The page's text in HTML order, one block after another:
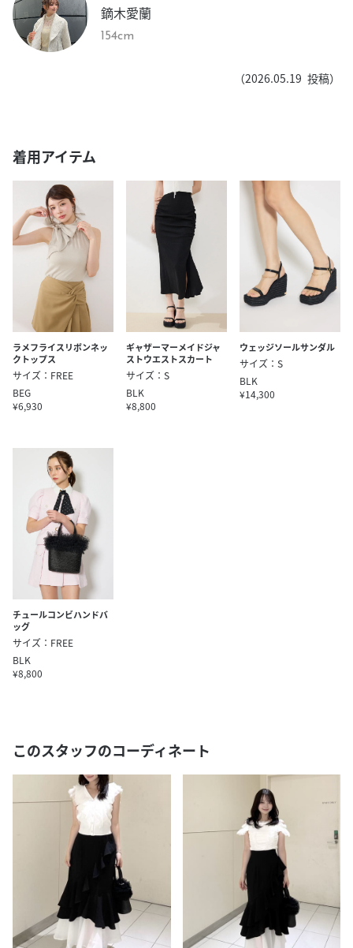
鏑木愛蘭
154cm
（2026.05.19 投稿）
着用アイテム
ラメフライスリボンネッ
クトップス
サイズ：FREE
BEG
¥6,930
ギャザーマーメイドジャ
ストウエストスカート
サイズ：S
BLK
¥8,800
ウェッジソールサンダル
サイズ：S
BLK
¥14,300
チュールコンビハンドバ
ッグ
サイズ：FREE
BLK
¥8,800
このスタッフのコーディネート